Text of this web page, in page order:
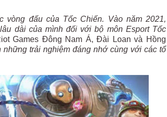
vòng đấu của Tốc Chiến. Vào năm 2021,
dài của mình đối với bộ môn Esport Tốc
Games Đông Nam Á, Đài Loan và Hồng
những trải nghiệm đáng nhớ cùng với các tổ